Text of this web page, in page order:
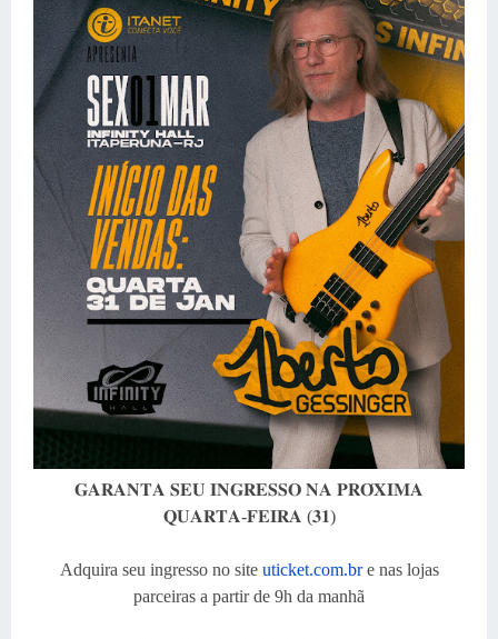
𝐆𝐀𝐑𝐀𝐍𝐓𝐀 𝐒𝐄𝐔 𝐈𝐍𝐆𝐑𝐄𝐒𝐒𝐎 𝐍𝐀 𝐏𝐑𝐎́𝐗𝐈𝐌𝐀
𝐐𝐔𝐀𝐑𝐓𝐀-𝐅𝐄𝐈𝐑𝐀 (𝟑𝟏)
Adquira seu ingresso no site uticket.com.bre nas lojas
parceiras a partir de 9h da manhã